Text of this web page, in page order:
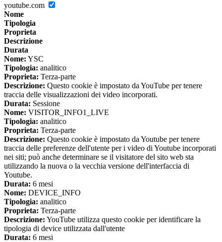
youtube.com
Nome
Tipologia
Proprieta
Descrizione
Durata
Nome: YSC
Tipologia: analitico
Proprieta: Terza-parte
Descrizione: Questo cookie è impostato da YouTube per tenere
traccia delle visualizzazioni dei video incorporati.
Durata: Sessione
Nome: VISITOR_INFO1_LIVE
Tipologia: analitico
Proprieta: Terza-parte
Descrizione: Questo cookie è impostato da Youtube per tenere
traccia delle preferenze dell'utente per i video di Youtube incorporati
nei siti; può anche determinare se il visitatore del sito web sta
utilizzando la nuova o la vecchia versione dell'interfaccia di
Youtube.
Durata: 6 mesi
Nome: DEVICE_INFO
Tipologia: analitico
Proprieta: Terza-parte
Descrizione: YouTube utilizza questo cookie per identificare la
tipologia di device utilizzata dall'utente
Durata: 6 mesi